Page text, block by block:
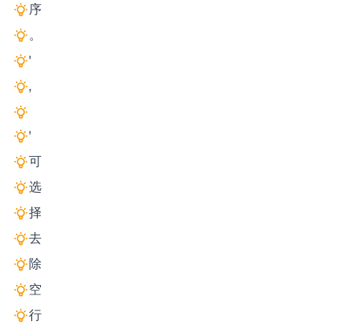
序
。
'
,
'
可
选
择
去
除
空
行